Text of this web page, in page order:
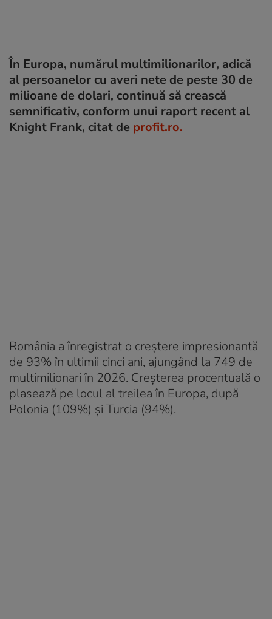
În Europa, numărul multimilionarilor, adică
al persoanelor cu averi nete de peste 30 de
milioane de dolari, continuă să crească
semnificativ, conform unui raport recent al
Knight Frank, citat de profit.ro.
România a înregistrat o creștere impresionantă
de 93% în ultimii cinci ani, ajungând la 749 de
multimilionari în 2026. Creșterea procentuală o
plasează pe locul al treilea în Europa, după
Polonia (109%) și Turcia (94%).